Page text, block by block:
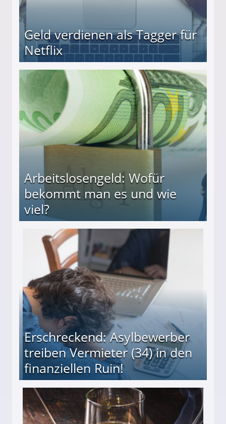
Geld verdienen als Tagger für
Netflix
Arbeitslosengeld: Wofür
bekommt man es und wie
viel?
und wie viel?
Erschreckend: Asylbewerber
treiben Vermieter (34) in den
finanziellen Ruin!
(34) in den finanziellen Ruin!